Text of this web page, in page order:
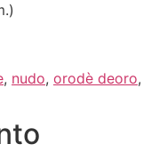
, nudo, orodè deoro,